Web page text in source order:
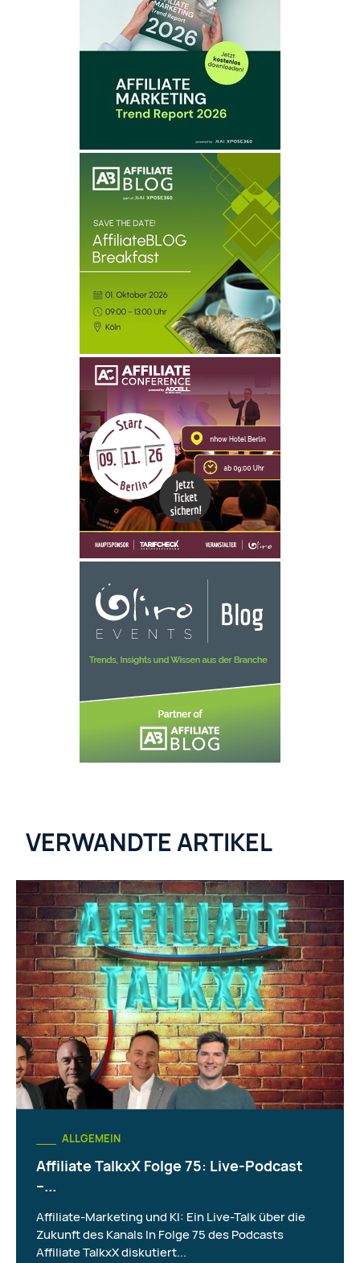
VERWANDTE ARTIKEL
ALLGEMEIN
Affiliate TalkxX Folge 75: Live-Podcast
–...
Affiliate-Marketing und KI: Ein Live-Talk über die
Zukunft des Kanals In Folge 75 des Podcasts
Affiliate TalkxX diskutiert...